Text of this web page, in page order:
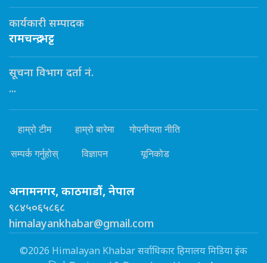
कार्यकारी सम्पादक
रामचन्द्र भट्ट
सूचना विभाग दर्ता नं.
...
हाम्रो टीम हाम्रो बारेमा गोपनीयता नीति
सम्पर्क गर्नुहोस् विज्ञापन यूनिकोड
अनामनगर, काठमाडौं, नेपाल
९८४५०६५८६८
himalayankhabar@gmail.com
©2026 Himalayan Khabar सर्वाधिकार हिमालय मिडिया इंक